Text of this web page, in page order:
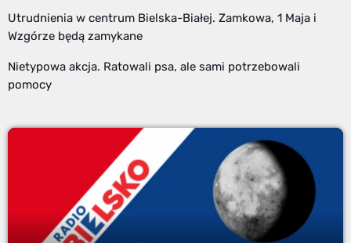
Utrudnienia w centrum Bielska-Białej. Zamkowa, 1 Maja i
Wzgórze będą zamykane
Nietypowa akcja. Ratowali psa, ale sami potrzebowali
pomocy